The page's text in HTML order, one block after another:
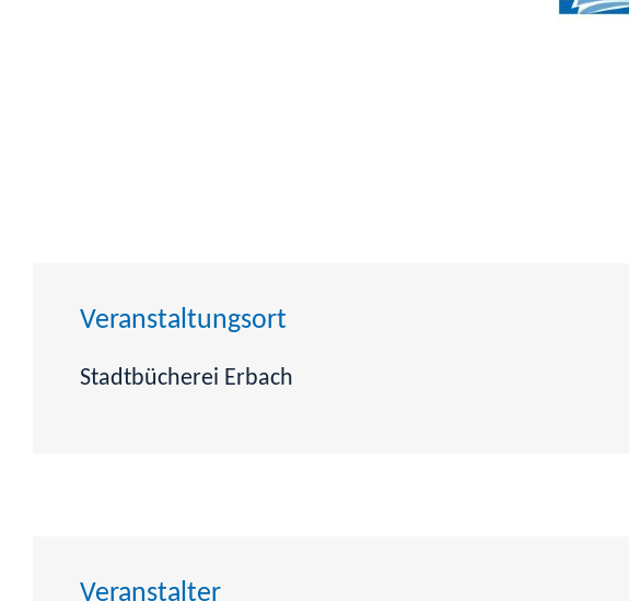
Veranstaltungsort
Stadtbücherei Erbach
Veranstalter